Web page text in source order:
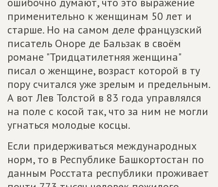
применительно к женщинам 50 лет и
старше. Но на самом деле французский
писатель Оноре де Бальзак в своём
романе "Тридцатилетняя женщина"
писал о женщине, возраст которой в ту
пору считался уже зрелым и предельным.
А вот Лев Толстой в 83 года управлялся
на поле с косой так, что за ним не могли
угнаться молодые косцы.
Если придерживаться международных
норм, то в Республике Башкортостан по
данным Росстата республики проживает